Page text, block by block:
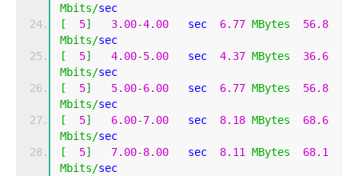
Mbits/sec
[
5] 3.00-4.00
   sec
6.77 MBytes
56.8
Mbits/sec
[
5] 4.00-5.00
   sec
4.37 MBytes
36.6
Mbits/sec
[
5] 5.00-6.00
   sec
6.77 MBytes
56.8
Mbits/sec
[
5] 6.00-7.00
   sec
8.18 MBytes
68.6
Mbits/sec
[
5] 7.00-8.00
   sec
8.11 MBytes
68.1
Mbits/sec